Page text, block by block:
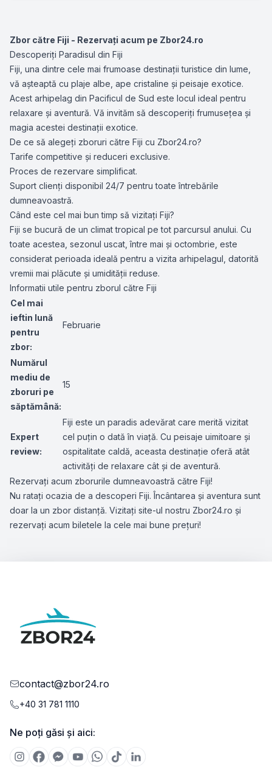
Zbor către Fiji - Rezervați acum pe Zbor24.ro
Descoperiți Paradisul din Fiji
Fiji, una dintre cele mai frumoase destinații turistice din lume,
vă așteaptă cu plaje albe, ape cristaline și peisaje exotice.
Acest arhipelag din Pacificul de Sud este locul ideal pentru
relaxare și aventură. Vă invităm să descoperiți frumusețea și
magia acestei destinații exotice.
De ce să alegeți zboruri către Fiji cu Zbor24.ro?
Tarife competitive și reduceri exclusive.
Proces de rezervare simplificat.
Suport clienți disponibil 24/7 pentru toate întrebările
dumneavoastră.
Când este cel mai bun timp să vizitați Fiji?
Fiji se bucură de un climat tropical pe tot parcursul anului. Cu
toate acestea, sezonul uscat, între mai și octombrie, este
considerat perioada ideală pentru a vizita arhipelagul, datorită
vremii mai plăcute și umidității reduse.
Informatii utile pentru zborul către Fiji
Cel mai
ieftin lună
pentru
zbor:
Februarie
Numărul
mediu de
zboruri pe
săptămână:
15
Expert
review:
Fiji este un paradis adevărat care merită vizitat
cel puțin o dată în viață. Cu peisaje uimitoare și
ospitalitate caldă, aceasta destinație oferă atât
activități de relaxare cât și de aventură.
Rezervați acum zborurile dumneavoastră către Fiji!
Nu ratați ocazia de a descoperi Fiji. Încântarea și aventura sunt
doar la un zbor distanță. Vizitați site-ul nostru Zbor24.ro și
rezervați acum biletele la cele mai bune prețuri!
contact@zbor24.ro
+40 31 781 1110
Ne poți găsi și aici: